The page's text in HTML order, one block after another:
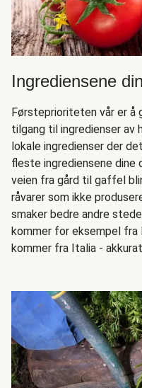
Ingrediensene
Førsteprioriteten vår er å
tilgang til ingredienser av
lokale ingredienser der
fleste ingrediensene dine
veien fra gård til gaffel
råvarer som ikke
smaker bedre andre
kommer for eksempel fra
kommer fra Italia -